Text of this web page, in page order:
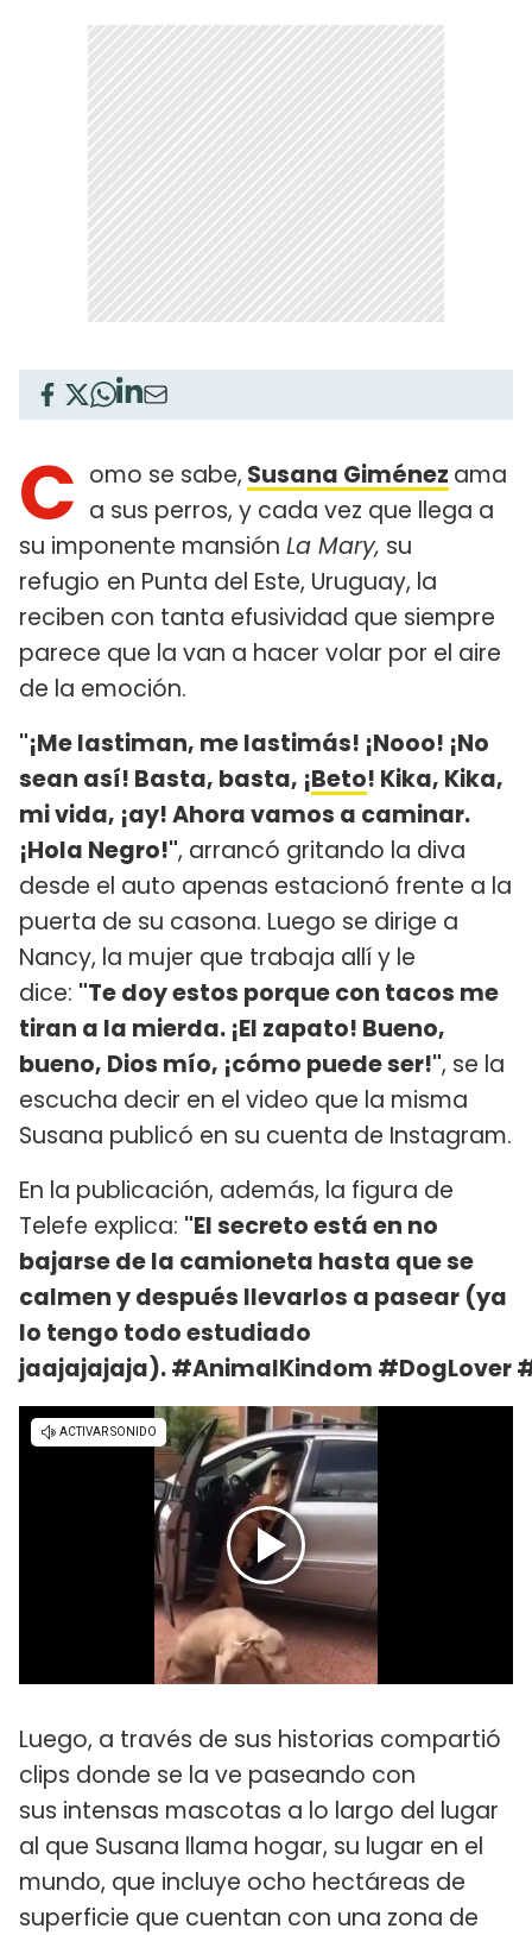
C omo se sabe, Susana Giménez ama
a sus perros, y cada vez que llega a
su imponente mansión La Mary, su
refugio en Punta del Este, Uruguay, la
reciben con tanta efusividad que siempre
parece que la van a hacer volar por el aire
de la emoción.
"¡Me lastiman, me lastimás! ¡Nooo! ¡No
sean así! Basta, basta, ¡Beto! Kika, Kika,
mi vida, ¡ay! Ahora vamos a caminar.
¡Hola Negro!", arrancó gritando la diva
desde el auto apenas estacionó frente a la
puerta de su casona. Luego se dirige a
Nancy, la mujer que trabaja allí y le
dice: "Te doy estos porque con tacos me
tiran a la mierda. ¡El zapato! Bueno,
bueno, Dios mío, ¡cómo puede ser!", se la
escucha decir en el video que la misma
Susana publicó en su cuenta de Instagram.
En la publicación, además, la figura de
Telefe explica: "El secreto está en no
bajarse de la camioneta hasta que se
calmen y después llevarlos a pasear (ya
lo tengo todo estudiado
jaajajajaja). #AnimalKindom #DogLover
Luego, a través de sus historias compartió
clips donde se la ve paseando con
sus intensas mascotas a lo largo del lugar
al que Susana llama hogar, su lugar en el
mundo, que incluye ocho hectáreas de
superficie que cuentan con una zona de